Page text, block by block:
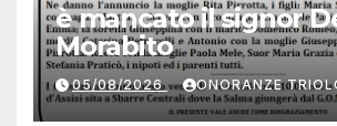
è mancato il signor
Morabito
05/08/2026 ONORANZE